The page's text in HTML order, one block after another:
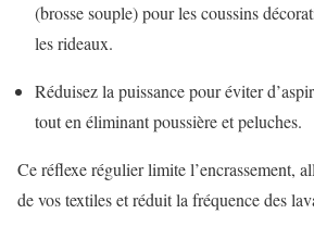
(brosse souple) pour les coussins
les rideaux.
Réduisez la puissance pour éviter
tout en éliminant poussière et peluches.
Ce réflexe régulier limite l’encrassement,
de vos textiles et réduit la fréquence des